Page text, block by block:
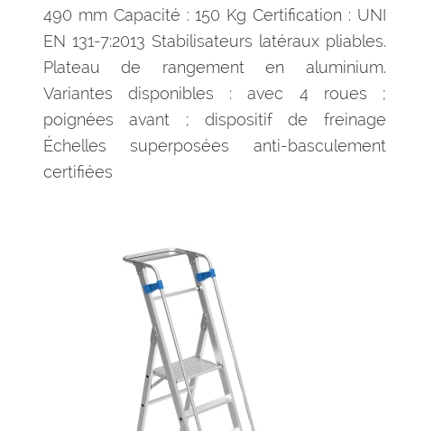
490 mm Capacité : 150 Kg Certification : UNI
EN 131-7:2013 Stabilisateurs latéraux pliables.
Plateau de rangement en aluminium.
Variantes disponibles : avec 4 roues ;
poignées avant ; dispositif de freinage
Échelles superposées anti-basculement
certifiées